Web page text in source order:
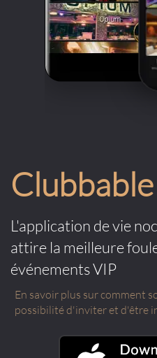
L'application de vie
attire la meilleure
événements VIP
En savoir plus sur comment
possibilité d'inviter et d'être